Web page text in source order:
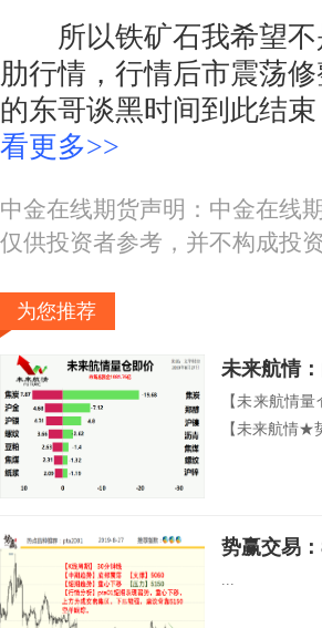
所以铁矿石我希望不
肋行情，行情后市震荡
的东哥谈黑时间到此结束
看更多>>
中金在线期货声明：中金在线
仅供投资者参考，并不构成投
为您推荐
未来航情
【未来航情
【未来航情★
势赢交易
...